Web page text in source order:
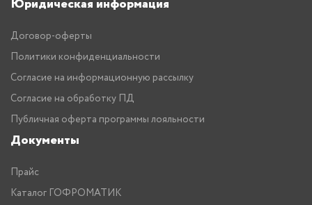
Юридическая информация
Договор-оферты
Политики конфиденциальности
Согласие на информационную рассылку
Согласие на обработку ПД
Публичная оферта программы лояльности
Документы
Прайс
Каталог ГОФРОМАТИК